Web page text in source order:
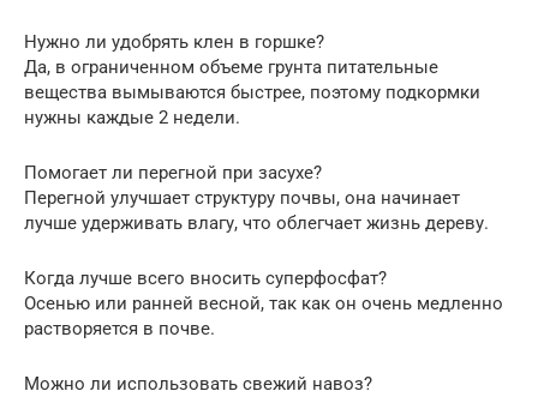
Нужно ли удобрять клен в горшке?
Да, в ограниченном объеме грунта питательные
вещества вымываются быстрее, поэтому подкормки
нужны каждые 2 недели.
Помогает ли перегной при засухе?
Перегной улучшает структуру почвы, она начинает
лучше удерживать влагу, что облегчает жизнь дереву.
Когда лучше всего вносить суперфосфат?
Осенью или ранней весной, так как он очень медленно
растворяется в почве.
Можно ли использовать свежий навоз?